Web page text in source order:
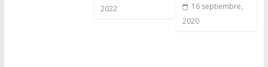
2022
16 septiembre,
2020